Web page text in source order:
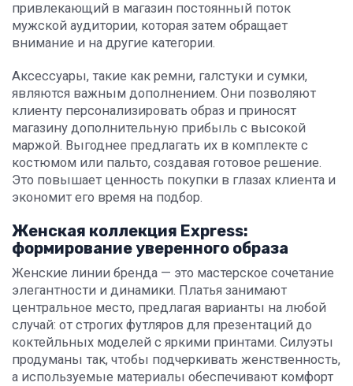
привлекающий в магазин постоянный поток
мужской аудитории, которая затем обращает
внимание и на другие категории.
Аксессуары, такие как ремни, галстуки и сумки,
являются важным дополнением. Они позволяют
клиенту персонализировать образ и приносят
магазину дополнительную прибыль с высокой
маржой. Выгоднее предлагать их в комплекте с
костюмом или пальто, создавая готовое решение.
Это повышает ценность покупки в глазах клиента и
экономит его время на подбор.
Женская коллекция Express:
формирование уверенного образа
Женские линии бренда — это мастерское сочетание
элегантности и динамики. Платья занимают
центральное место, предлагая варианты на любой
случай: от строгих футляров для презентаций до
коктейльных моделей с яркими принтами. Силуэты
продуманы так, чтобы подчеркивать женственность,
а используемые материалы обеспечивают комфорт